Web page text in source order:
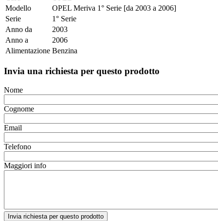
Modello
OPEL Meriva 1° Serie [da 2003 a 2006]
Serie
1° Serie
Anno da
2003
Anno a
2006
Alimentazione Benzina
Invia una richiesta per questo prodotto
Nome
Cognome
Email
Telefono
Maggiori info